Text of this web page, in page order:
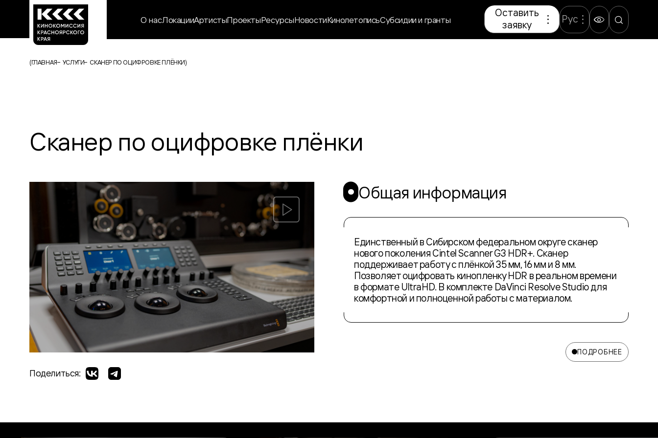
О насЛокацииАртистыПроектыРесурсыНовостиКинолетописьСубсидии и гранты
Оставить
заявку
Рус
(ГЛАВНАЯ УСЛУГИ СКАНЕР ПО ОЦИФРОВКЕ ПЛЁНКИ)
Сканер по оцифровке плёнки
Поделиться:
Общая информация
Единственный в Сибирском федеральном округе сканер
нового поколения Cintel Scanner G3 HDR+. Сканер
поддерживает работу с плёнкой 35 мм, 16 мм и 8 мм.
Позволяет оцифровать кинопленку HDR в реальном времени
в формате UltraHD. В комплекте DaVinci Resolve Studio для
комфортной и полноценной работы с материалом.
ПОДРОБНЕЕ